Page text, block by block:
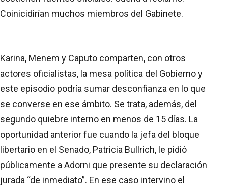
Coinicidirían muchos miembros del Gabinete.
Karina, Menem y Caputo comparten, con otros
actores oficialistas, la mesa política del Gobierno y
este episodio podría sumar desconfianza en lo que
se converse en ese ámbito. Se trata, además, del
segundo quiebre interno en menos de 15 días. La
oportunidad anterior fue cuando la jefa del bloque
libertario en el Senado, Patricia Bullrich, le pidió
públicamente a Adorni que presente su declaración
jurada “de inmediato”. En ese caso intervino el